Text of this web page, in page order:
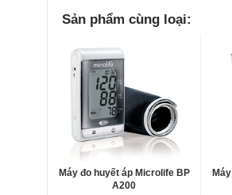
Sản phẩm cùng loại:
Máy đo huyết áp Microlife BP
A200